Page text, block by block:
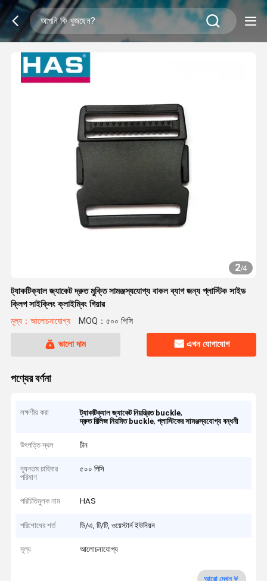
2/4
ট্যাকটিক্যাল জ্যাকেট দ্রুত মুক্তি সামঞ্জস্যযোগ্য বাকল ব্যাগ জন্য প্লাস্টিক সাইড
ক্লিপ সাইক্লিং ক্লাইম্বিং গিয়ার
মূল্য：আলোচনাযোগ্য MOQ：৫০০ পিসি
ভালো দাম এখন যোগাযোগ
পণ্যের বর্ণনা
লক্ষণীয় করা ট্যাকটিক্যাল জ্যাকেট নিয়ন্ত্রিত buckle,
দ্রুত রিলিজ নিয়মিত buckle,প্লাস্টিকের সামঞ্জস্যযোগ্য বন্ধনী
উৎপত্তি স্থল চীন
ন্যূনতম চাহিদার
পরিমাণ
৫০০ পিসি
পরিচিতিমুলক নাম HAS
পরিশোধের শর্ত ডি/এ, টি/টি, ওয়েস্টার্ন ইউনিয়ন
মূল্য আলোচনাযোগ্য
আরো দেখুন